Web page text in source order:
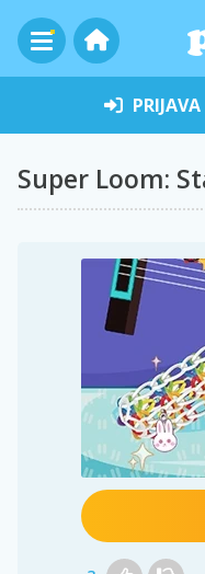
PRIJAVA
Super Loom: